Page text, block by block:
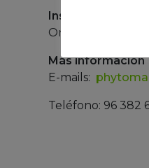
Inscripción
Online: https://
Más información
E-mails:
Teléfono: 96 382